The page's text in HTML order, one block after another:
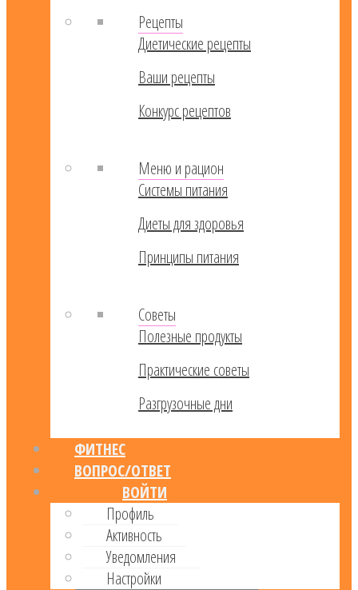
Рецепты
Диетические рецепты
Ваши рецепты
Конкурс рецептов
Меню и рацион
Системы питания
Диеты для здоровья
Принципы питания
Советы
Полезные продукты
Практические советы
Разгрузочные дни
ФИТНЕС
ВОПРОС/ОТВЕТ
ВОЙТИ
Профиль
Активность
Уведомления
Настройки